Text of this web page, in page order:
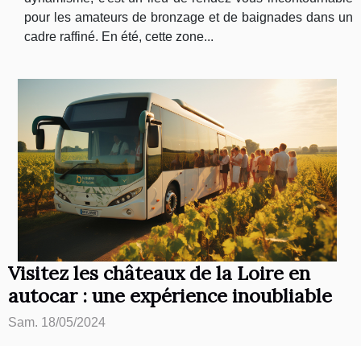
pour les amateurs de bronzage et de baignades dans un
cadre raffiné. En été, cette zone...
Visitez les châteaux de la Loire en
autocar : une expérience inoubliable
Sam. 18/05/2024